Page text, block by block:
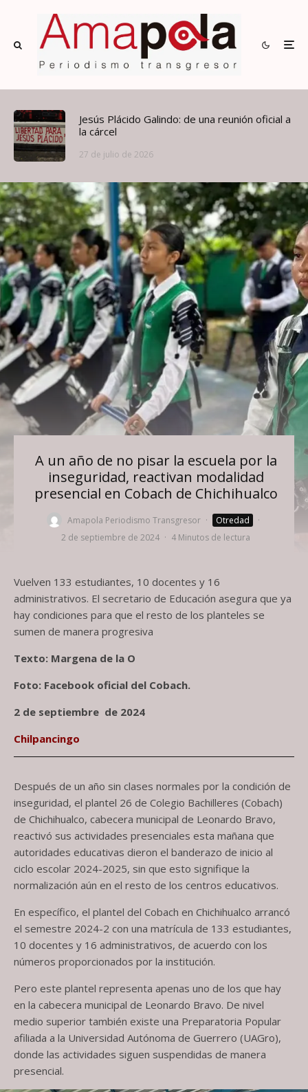
Jesús Plácido Galindo: de una reunión oficial a
la cárcel
27 de julio de 2026
A un año de no pisar la escuela por la
inseguridad, reactivan modalidad
presencial en Cobach de Chichihualco
Amapola Periodismo Transgresor · Otredad
·
2 de septiembre de 2024 · 4 Minutos de lectura
Vuelven 133 estudiantes, 10 docentes y 16
administrativos. El secretario de Educación asegura que ya
hay condiciones para que el resto de los planteles se
sumen de manera progresiva
Texto: Margena de la O
Foto: Facebook oficial del Cobach.
2 de septiembre de 2024
Chilpancingo
Después de un año sin clases normales por la condición de
inseguridad, el plantel 26 de Colegio Bachilleres (Cobach)
de Chichihualco, cabecera municipal de Leonardo Bravo,
reactivó sus actividades presenciales esta mañana que
autoridades educativas dieron el banderazo de inicio al
ciclo escolar 2024-2025, sin que esto signifique la
normalización aún en el resto de los centros educativos.
En específico, el plantel del Cobach en Chichihualco arrancó
el semestre 2024-2 con una matrícula de 133 estudiantes,
10 docentes y 16 administrativos, de acuerdo con los
números proporcionados por la institución.
Pero este plantel representa apenas uno de los que hay
en la cabecera municipal de Leonardo Bravo. De nivel
medio superior también existe una Preparatoria Popular
afiliada a la Universidad Autónoma de Guerrero (UAGro),
donde las actividades siguen suspendidas de manera
presencial.